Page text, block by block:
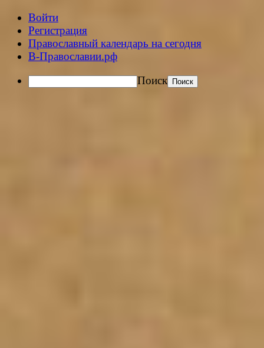
Войти
Регистрация
Православный календарь на сегодня
В-Православии.рф
Поиск